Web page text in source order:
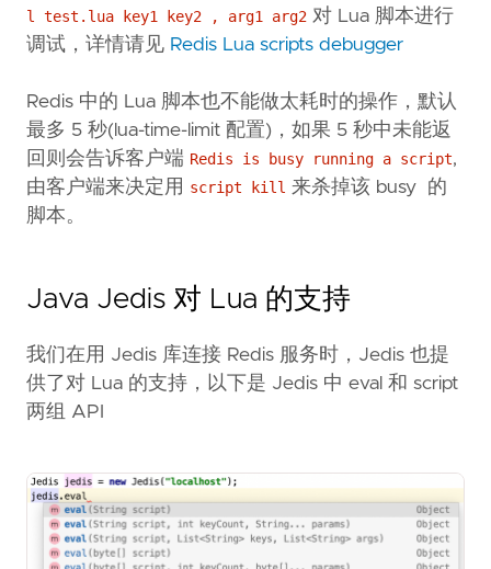
l test.lua key1 key2 , arg1 arg2 对 Lua 脚本进行
调试，详情请见 Redis Lua scripts debugger
Redis 中的 Lua 脚本也不能做太耗时的操作，默认
最多 5 秒(lua-time-limit 配置)，如果 5 秒中未能返
回则会告诉客户端 Redis is busy running a script,
由客户端来决定用 script kill 来杀掉该 busy 的
脚本。
Java Jedis 对 Lua 的支持
我们在用 Jedis 库连接 Redis 服务时，Jedis 也提
供了对 Lua 的支持，以下是 Jedis 中 eval 和 script
两组 API